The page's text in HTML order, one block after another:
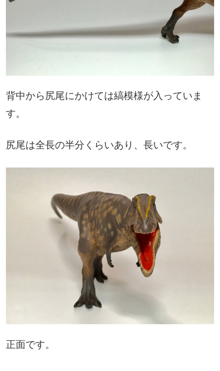
背中から尻尾にかけては縞模様が入っていま
す。
尻尾は全長の半分くらいあり、長いです。
正面です。